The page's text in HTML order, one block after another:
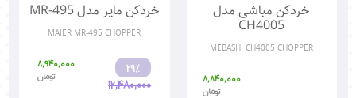
خردکن مباشی مدل
CH4005
MEBASHI CH4005 CHOPPER
8,840,000
تومان
خردکن مایر مدل MR-495
MAIER MR-495 CHOPPER
29%
12,480,000
8,940,000
تومان